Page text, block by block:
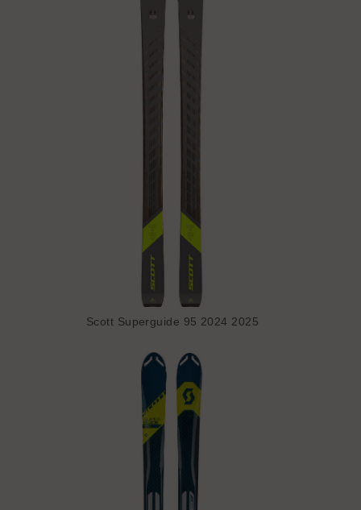
Scott Superguide 95 2024 2025